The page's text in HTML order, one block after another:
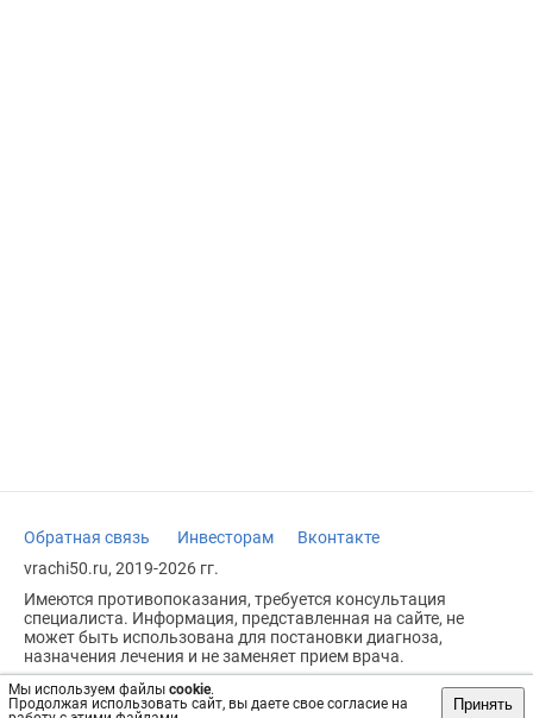
Мы используем файлы cookie.
Продолжая использовать сайт, вы даете свое согласие на
Принять
Обратная связь Инвесторам
Вконтакте
vrachi50.ru, 2019-2026 гг.
Имеются противопоказания, требуется консультация
специалиста. Информация, представленная на сайте, не
может быть использована для постановки диагноза,
назначения лечения и не заменяет прием врача.
Возрастное ограничение: 18+